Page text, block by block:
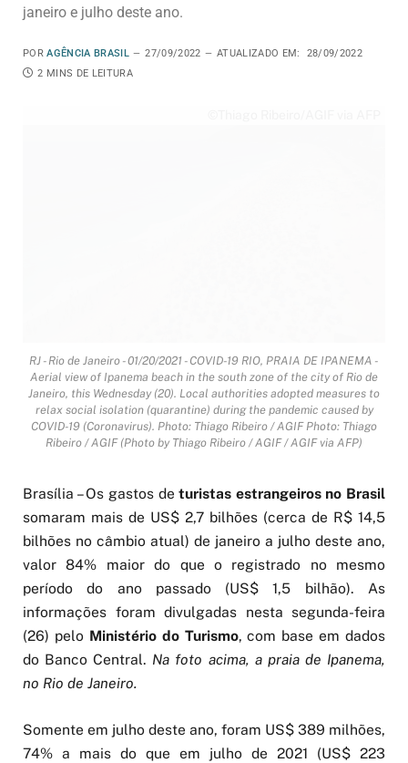
janeiro e julho deste ano.
POR AGÊNCIA BRASIL 27/09/2022 ATUALIZADO EM:
28/09/2022
2 MINS DE LEITURA
RJ - Rio de Janeiro - 01/20/2021 - COVID-19 RIO, PRAIA DE IPANEMA -
Aerial view of Ipanema beach in the south zone of the city of Rio de
Janeiro, this Wednesday (20). Local authorities adopted measures to
relax social isolation (quarantine) during the pandemic caused by
COVID-19 (Coronavirus). Photo: Thiago Ribeiro / AGIF Photo: Thiago
Ribeiro / AGIF (Photo by Thiago Ribeiro / AGIF / AGIF via AFP)
Brasília – Os gastos deturistas estrangeiros no Brasil
somaram mais de US$ 2,7 bilhões (cerca de R$ 14,5
bilhões no câmbio atual) de janeiro a julho deste ano,
valor 84% maior do que o registrado no mesmo
período do ano passado (US$ 1,5 bilhão). As
informações foram divulgadas nesta segunda-feira
(26) pelo Ministério do Turismo, com base em dados
do Banco Central. Na foto acima, a praia de Ipanema,
no Rio de Janeiro.
Somente em julho deste ano, foram US$ 389 milhões,
74% a mais do que em julho de 2021 (US$ 223